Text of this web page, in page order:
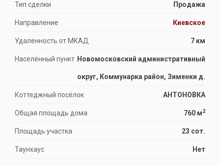
Тип сделки Продажа
Направление Киевское
Удаленность от МКАД 7 км
Населённый пункт Новомосковский административный
округ, Коммунарка район, Зименки д.
Коттеджный посёлок АНТОНОВКА
Общая площадь дома 760 м2
Площадь участка 23 сот.
Таунхаус Нет